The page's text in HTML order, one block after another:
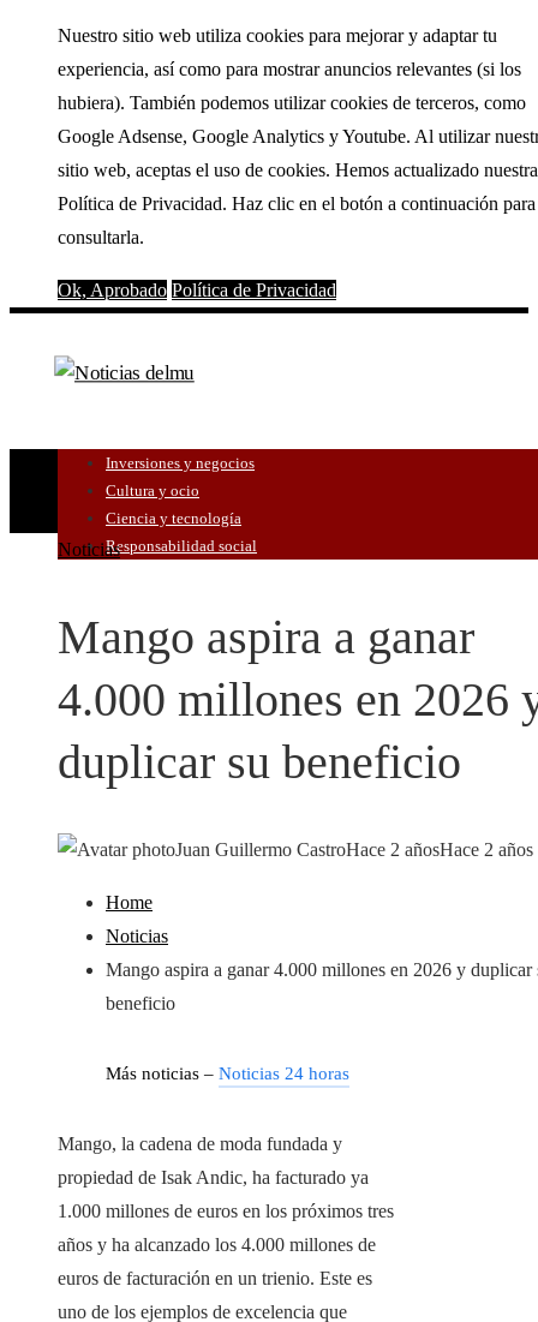
Nuestro sitio web utiliza cookies para mejorar y adaptar tu
experiencia, así como para mostrar anuncios relevantes (si los
hubiera). También podemos utilizar cookies de terceros, como
Google Adsense, Google Analytics y Youtube. Al utilizar
sitio web, aceptas el uso de cookies. Hemos actualizado nuestra
Política de Privacidad. Haz clic en el botón a continuación para
consultarla.
Ok, Aprobado Política de Privacidad
Inversiones y negocios
Cultura y ocio
Ciencia y tecnología
Responsabilidad social
Noticias
Mango aspira a ganar
4.000 millones en 2026
duplicar su beneficio
Juan Guillermo CastroHace 2 añosHace 2 años
Home
Noticias
Mango aspira a ganar 4.000 millones en 2026 y duplicar
beneficio
Más noticias – Noticias 24 horas
Mango, la cadena de moda fundada y
propiedad de Isak Andic, ha facturado ya
1.000 millones de euros en los próximos tres
años y ha alcanzado los 4.000 millones de
euros de facturación en un trienio. Este es
uno de los ejemplos de excelencia que